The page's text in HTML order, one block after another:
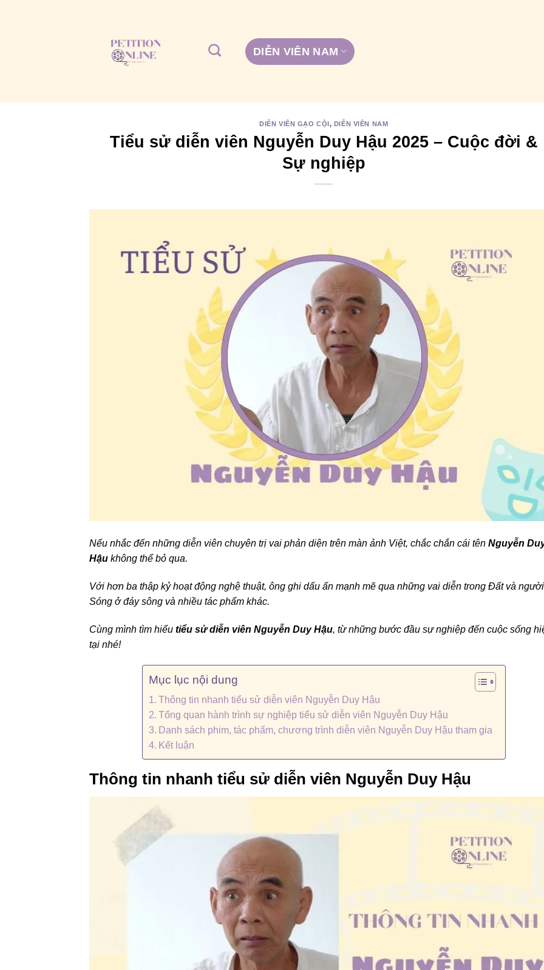
DIỄN VIÊN NAM
DIỄN VIÊN GẠO CỘI, DIỄN VIÊN NAM
Tiểu sử diễn viên Nguyễn Duy Hậu 2025 – Cuộc đời &
Sự nghiệp
Nếu nhắc đến những diễn viên chuyên trị vai phản diện trên màn ảnh Việt, chắc chắn cái tên Nguyễn
Hậu không thể bỏ qua.
Với hơn ba thập kỷ hoạt động nghệ thuật, ông ghi dấu ấn mạnh mẽ qua những vai diễn trong Đất và
Sóng ở đáy sông và nhiều tác phẩm khác.
Cùng mình tìm hiểu tiểu sử diễn viên Nguyễn Duy Hậu, từ những bước đầu sự nghiệp đến cuộc sống
tại nhé!
Mục lục nội dung
Thông tin nhanh tiểu sử diễn viên Nguyễn Duy Hậu
Tổng quan hành trình sự nghiệp tiểu sử diễn viên Nguyễn Duy Hậu
Danh sách phim, tác phẩm, chương trình diễn viên Nguyễn Duy Hậu tham gia
Kết luận
Thông tin nhanh tiểu sử diễn viên Nguyễn Duy Hậu